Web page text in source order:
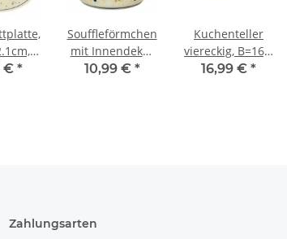
Dekor
€ *
Souffleförmchen
mit Innendekor
Ø 9 cm, 100 ml ,
10,99 € *
Kuchenteller
viereckig, B=16,4
cm, H=2,5 cm,
16,99 € *
Zahlungsarten